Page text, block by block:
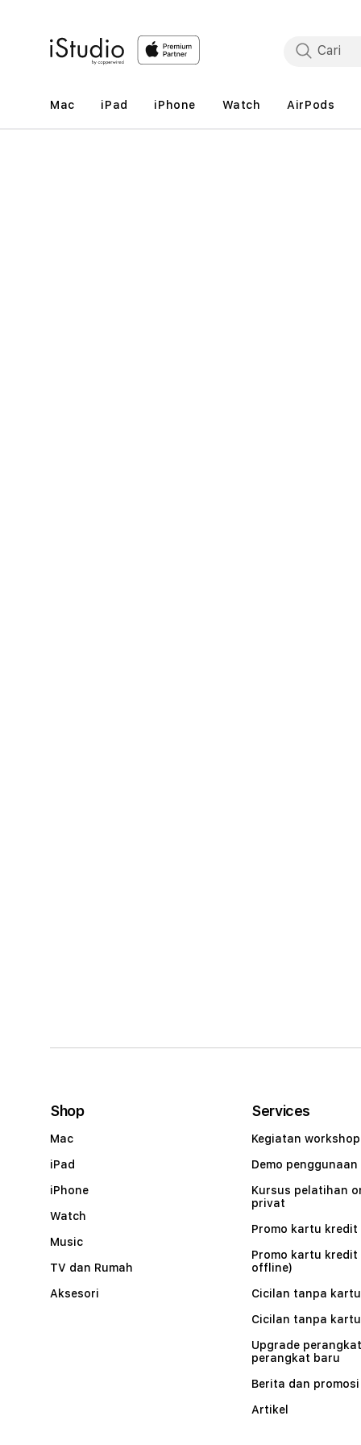
Mac iPad iPhone Watch AirPods
Shop
Mac
iPad
iPhone
Watch
Music
TV dan Rumah
Aksesori
Services
Kegiatan workshop
Demo penggunaan
Kursus pelatihan
privat
Promo kartu kredit
Promo kartu kredit
offline)
Cicilan tanpa
Cicilan tanpa
Upgrade
perangkat baru
Berita dan promosi
Artikel